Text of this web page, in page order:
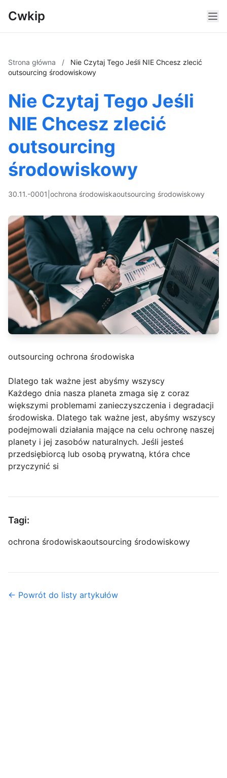
Cwkip
Strona główna /
Nie Czytaj Tego Jeśli NIE Chcesz zlecić
outsourcing środowiskowy
Nie Czytaj Tego Jeśli
NIE Chcesz zlecić
outsourcing
środowiskowy
30.11.-0001 ochrona środowiskaoutsourcing środowiskowy
outsourcing ochrona środowiska
Dlatego tak ważne jest abyśmy wszyscy
Każdego dnia nasza planeta zmaga się z coraz
większymi problemami zanieczyszczenia i degradacji
środowiska. Dlatego tak ważne jest, abyśmy wszyscy
podejmowali działania mające na celu ochronę naszej
planety i jej zasobów naturalnych. Jeśli jesteś
przedsiębiorcą lub osobą prywatną, która chce
przyczynić si
Tagi:
ochrona środowiskaoutsourcing środowiskowy
← Powrót do listy artykułów